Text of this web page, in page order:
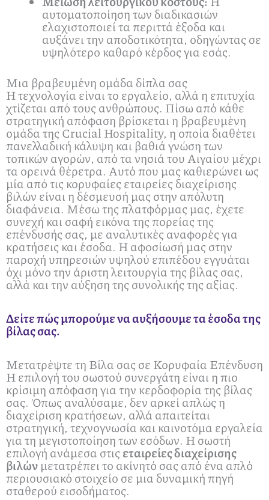
αυτοματοποίηση των διαδικασιών
ελαχιστοποιεί τα περιττά έξοδα και
αυξάνει την αποδοτικότητα, οδηγώντας σε
υψηλότερο καθαρό κέρδος για εσάς.
Μια βραβευμένη ομάδα δίπλα σας
Η τεχνολογία είναι το εργαλείο, αλλά η επιτυχία
χτίζεται από τους ανθρώπους. Πίσω από κάθε
στρατηγική απόφαση βρίσκεται η βραβευμένη
ομάδα της Crucial Hospitality, η οποία διαθέτει
πανελλαδική κάλυψη και βαθιά γνώση των
τοπικών αγορών, από τα νησιά του Αιγαίου μέχρι
τα ορεινά θέρετρα. Αυτό που μας καθιερώνει ως
μία από τις κορυφαίες εταιρείες διαχείρισης
βιλών είναι η δέσμευσή μας στην απόλυτη
διαφάνεια. Μέσω της πλατφόρμας μας, έχετε
συνεχή και σαφή εικόνα της πορείας της
επένδυσής σας, με αναλυτικές αναφορές για
κρατήσεις και έσοδα. Η αφοσίωσή μας στην
παροχή υπηρεσιών υψηλού επιπέδου εγγυάται
όχι μόνο την άριστη λειτουργία της βίλας σας,
αλλά και την αύξηση της συνολικής της αξίας.
Δείτε πώς μπορούμε να αυξήσουμε τα έσοδα της
βίλας σας.
Μετατρέψτε τη Βίλα σας σε Κορυφαία Επένδυση
Η επιλογή του σωστού συνεργάτη είναι η πιο
κρίσιμη απόφαση για την κερδοφορία της βίλας
σας. Όπως αναλύσαμε, δεν αρκεί απλώς η
διαχείριση κρατήσεων, αλλά απαιτείται
στρατηγική, τεχνογνωσία και καινοτόμα εργαλεία
για τη μεγιστοποίηση των εσόδων. Η σωστή
επιλογή ανάμεσα στις εταιρείες διαχείρισης
βιλώνμετατρέπει το ακίνητό σας από ένα απλό
περιουσιακό στοιχείο σε μια δυναμική πηγή
σταθερού εισοδήματος.